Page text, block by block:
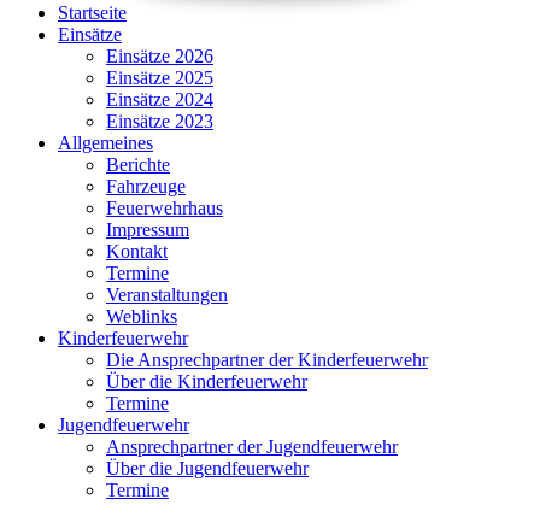
Startseite
Einsätze
Einsätze 2026
Einsätze 2025
Einsätze 2024
Einsätze 2023
Allgemeines
Berichte
Fahrzeuge
Feuerwehrhaus
Impressum
Kontakt
Termine
Veranstaltungen
Weblinks
Kinderfeuerwehr
Die Ansprechpartner der Kinderfeuerwehr
Über die Kinderfeuerwehr
Termine
Jugendfeuerwehr
Ansprechpartner der Jugendfeuerwehr
Über die Jugendfeuerwehr
Termine